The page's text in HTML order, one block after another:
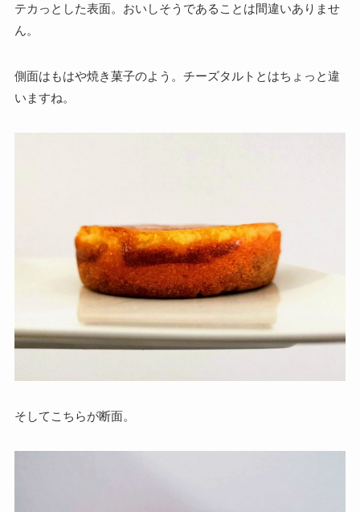
テカっとした表面。おいしそうであることは間違いありませ
ん。
側面はもはや焼き菓子のよう。チーズタルトとはちょっと違
いますね。
そしてこちらが断面。